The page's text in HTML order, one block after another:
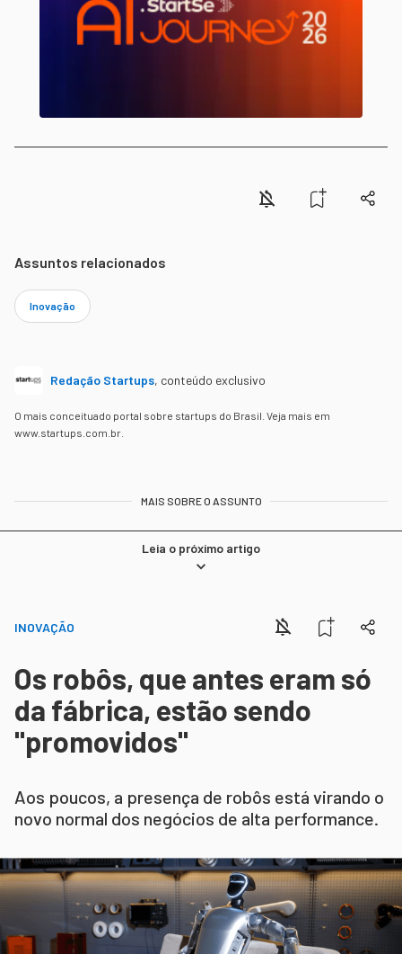
Assuntos relacionados
Inovação
Redação Startups, conteúdo exclusivo
O mais conceituado portal sobre startups do Brasil. Veja mais em
www.startups.com.br.
MAIS SOBRE O ASSUNTO
Leia o próximo artigo
INOVAÇÃO
Os robôs, que antes eram só
da fábrica, estão sendo
"promovidos"
Aos poucos, a presença de robôs está virando o
novo normal dos negócios de alta performance.